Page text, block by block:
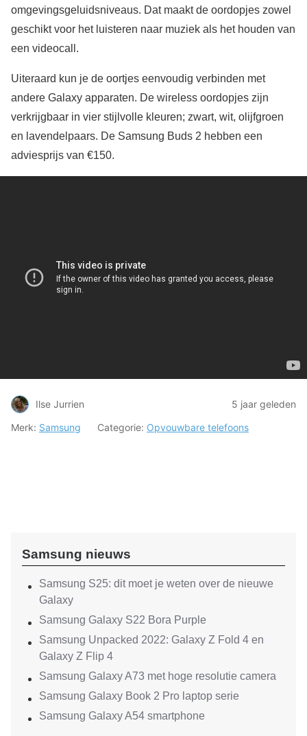
omgevingsgeluidsniveaus. Dat maakt de oordopjes zowel
geschikt voor het luisteren naar muziek als het houden van
een videocall.
Uiteraard kun je de oortjes eenvoudig verbinden met
andere Galaxy apparaten. De wireless oordopjes zijn
verkrijgbaar in vier stijlvolle kleuren; zwart, wit, olijfgroen
en lavendelpaars. De Samsung Buds 2 hebben een
adviesprijs van €150.
Ilse Jurrien
5 jaar geleden
Merk: Samsung Categorie: Opvouwbare telefoons
Samsung nieuws
Samsung S25: dit moet je weten over de nieuwe
Galaxy
Samsung Galaxy S22 Bora Purple
Samsung Unpacked 2022: Galaxy Z Fold 4 en
Galaxy Z Flip 4
Samsung Galaxy A73 met hoge resolutie camera
Samsung Galaxy Book 2 Pro laptop serie
Samsung Galaxy A54 smartphone